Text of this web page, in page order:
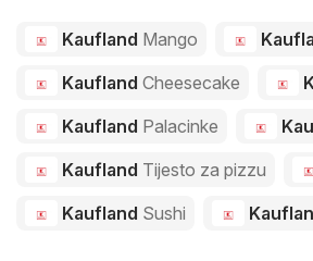
Kaufland Mango
Kaufland Cheesecake
Kaufland Palacinke
Kaufland Tijesto za pizzu
Kaufland Sushi